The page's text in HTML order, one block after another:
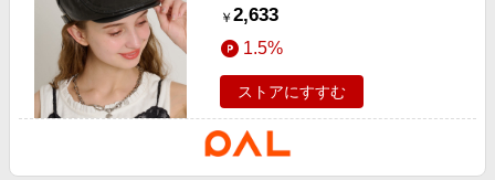
￥ 2,633
1.5%
ストアにすすむ